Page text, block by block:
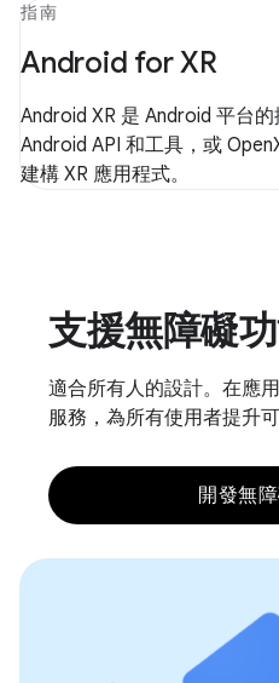
指南
Android for XR
Android XR 是 Android 平台
Android API 和工具，或
建構 XR 應用程式。
支援無障礙
適合所有人的設計。在應
服務，為所有使用者提升可
開發無